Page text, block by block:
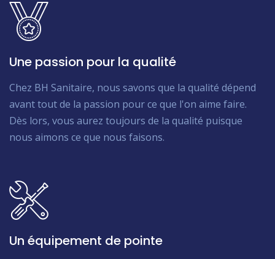
Une passion pour la qualité
Chez BH Sanitaire, nous savons que la qualité dépend
avant tout de la passion pour ce que l'on aime faire.
Dès lors, vous aurez toujours de la qualité puisque
nous aimons ce que nous faisons.
Un équipement de pointe